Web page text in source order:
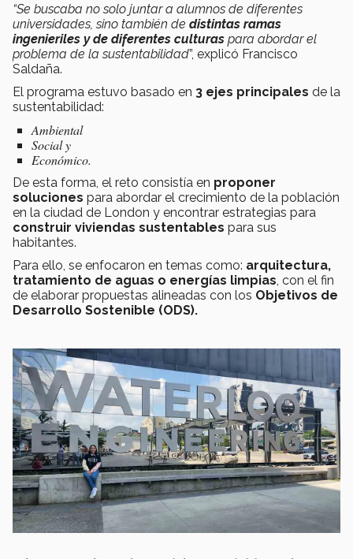
“Se buscaba no solo juntar a alumnos de diferentes
universidades, sino también de distintas ramas
ingenieriles y de diferentes culturas para abordar el
problema de la sustentabilidad”, explicó Francisco
Saldaña.
El programa estuvo basado en 3 ejes principales de la
sustentabilidad:
Ambiental
Social y
Económico.
De esta forma, el reto consistía en proponer
soluciones para abordar el crecimiento de la población
en la ciudad de London y encontrar estrategias para
construir viviendas sustentables para sus
habitantes.
Para ello, se enfocaron en temas como: arquitectura,
tratamiento de aguas o energías limpias, con el fin
de elaborar propuestas alineadas con los Objetivos de
Desarrollo Sostenible (ODS).